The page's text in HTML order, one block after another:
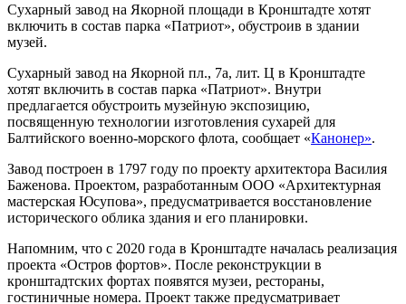
Сухарный завод на Якорной площади в Кронштадте хотят
включить в состав парка «Патриот», обустроив в здании
музей.
Сухарный завод на Якорной пл., 7а, лит. Ц в Кронштадте
хотят включить в состав парка «Патриот». Внутри
предлагается обустроить музейную экспозицию,
посвященную технологии изготовления сухарей для
Балтийского военно-морского флота, сообщает «Канонер».
Завод построен в 1797 году по проекту архитектора Василия
Баженова. Проектом, разработанным ООО «Архитектурная
мастерская Юсупова», предусматривается восстановление
исторического облика здания и его планировки.
Напомним, что с 2020 года в Кронштадте началась реализация
проекта «Остров фортов». После реконструкции в
кронштадтских фортах появятся музеи, рестораны,
гостиничные номера. Проект также предусматривает